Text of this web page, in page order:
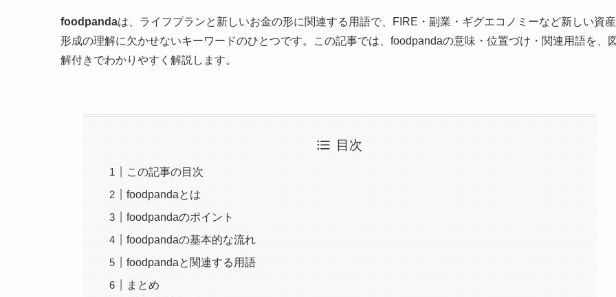
foodpandaは、ライフプランと新しいお金の形に関連する用語で、FIRE・副業・ギグエコノミーなど新しい資産
形成の理解に欠かせないキーワードのひとつです。この記事では、foodpandaの意味・位置づけ・関連用語を、
解付きでわかりやすく解説します。
目次
この記事の目次
foodpandaとは
foodpandaのポイント
foodpandaの基本的な流れ
foodpandaと関連する用語
まとめ